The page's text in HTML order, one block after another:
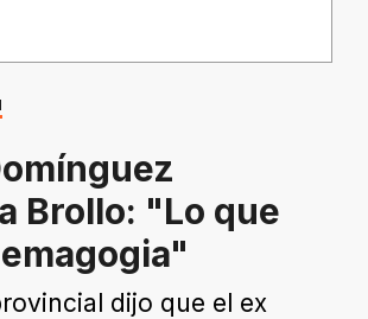
Brollo: "Lo que
dijo que el ex